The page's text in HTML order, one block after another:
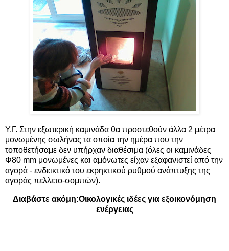
Υ.Γ. Στην εξωτερική καμινάδα θα προστεθούν άλλα 2 μέτρα
μονωμένης σωλήνας τα οποία την ημέρα που την
τοποθετήσαμε δεν υπήρχαν διαθέσιμα (όλες οι καμινάδες
Φ80 mm μονωμένες και αμόνωτες είχαν εξαφανιστεί από την
αγορά - ενδεικτικό του εκρηκτικού ρυθμού ανάπτυξης της
αγοράς πελλετο-σομπών).
Διαβάστε ακόμη:Οικολογικές ιδέες για εξοικονόμηση
ενέργειας